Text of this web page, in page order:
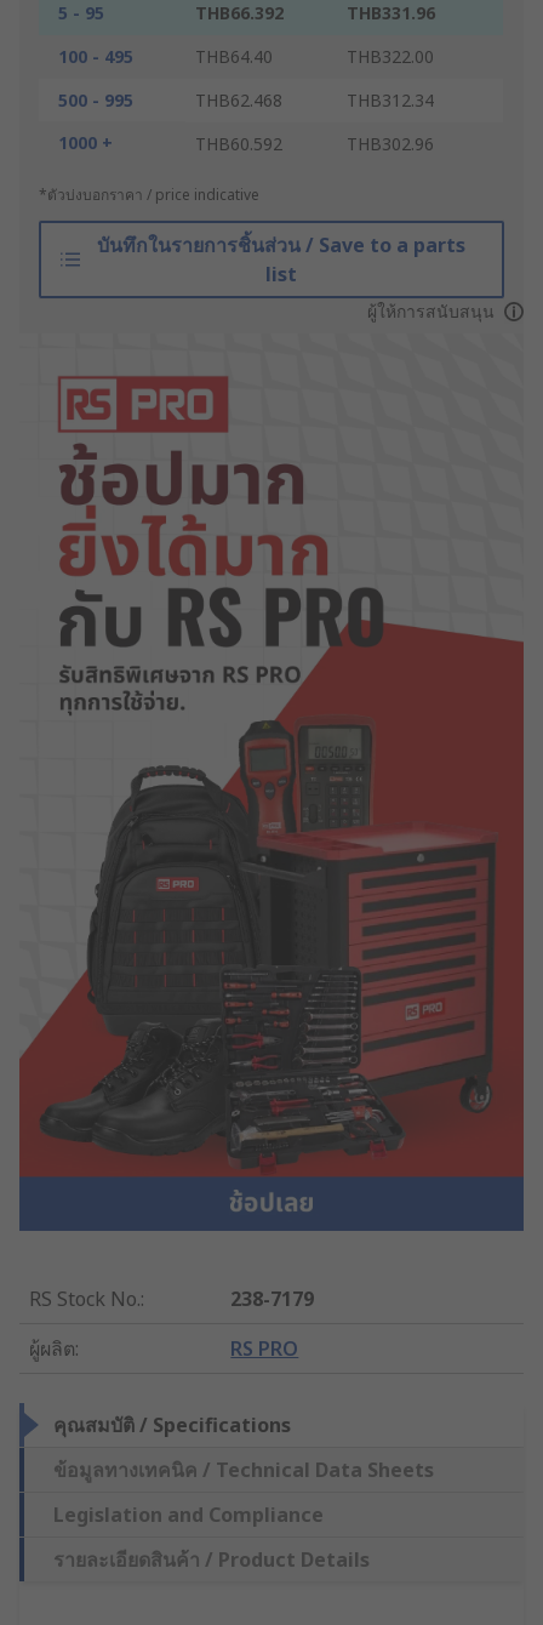
5 - 95 THB66.392
THB331.96
100 - 495
THB64.40
THB322.00
500 - 995
THB62.468
THB312.34
1000 +
THB60.592 THB302.96
*ตัวบ่งบอกราคา / price indicative
บันทึกในรายการชิ้นส่วน / Save to a parts
list
ผู้ให้การสนับสนุน
RS Stock No.:
238-7179
ผู้ผลิต: RS PRO
คุณสมบัติ / Specifications
ข้อมูลทางเทคนิค / Technical Data Sheets
Legislation and Compliance
รายละเอียดสินค้า / Product Details